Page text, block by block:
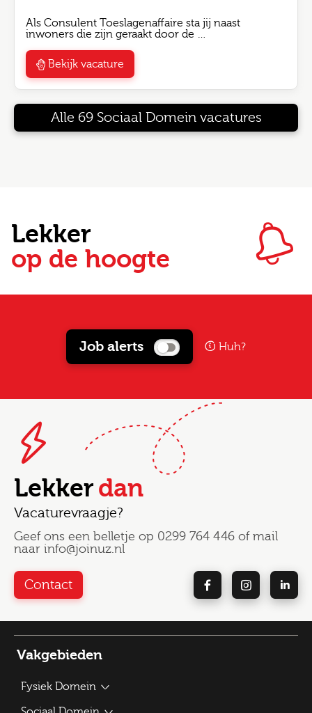
Als Consulent Toeslagenaffaire sta jij naast
inwoners die zijn geraakt door de …
Bekijk vacature
Alle 69 Sociaal Domein vacatures
Lekker
op de hoogte
Job alerts Huh?
Lekkerdan
Vacaturevraagje?
Geef ons een belletje op 0299 764 446 of mail
naar info@joinuz.nl
Contact
Vakgebieden
Fysiek Domein
Bouwplantoetser